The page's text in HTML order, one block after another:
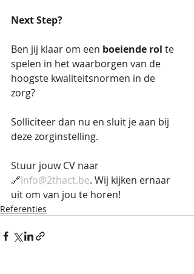
Next Step?
Ben jij klaar om een boeiende rol te
spelen in het waarborgen van de
hoogste kwaliteitsnormen in de
zorg?
Solliciteer dan nu en sluit je aan bij
deze zorginstelling.
Stuur jouw CV naar
🔗info@2thact.be. Wij kijken ernaar
uit om van jou te horen!
Referenties